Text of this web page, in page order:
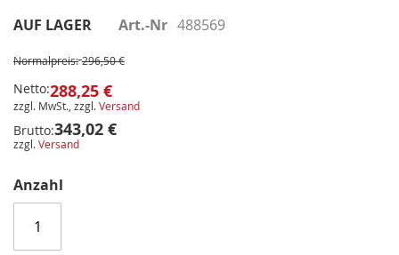
AUF LAGER Art.-Nr 488569
Normalpreis: 296,50 €
Netto:288,25 €
zzgl. MwSt., zzgl.Versand
Brutto:343,02 €
zzgl.Versand
Anzahl